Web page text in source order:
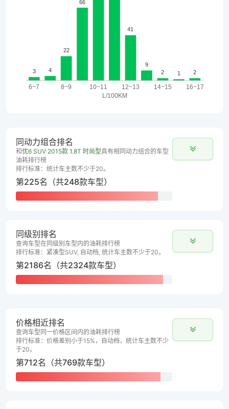
同动力组合排名
和优6 SUV 2015款 1.8T 时尚型具有相同动力组合的车型
油耗排行榜
排行标准：统计车主数不少于20。
第225名（共248款车型）
同级别排名
查询车型在同级别车型内的油耗排行榜
排行标准：紧凑型SUV, 自动档, 统计车主数不少于20。
第2186名（共2324款车型）
价格相近排名
查询车型同一价格区间内的油耗排行榜
排行标准：价格差别小于15%，自动档，统计车主数不少
于20。
第712名（共769款车型）